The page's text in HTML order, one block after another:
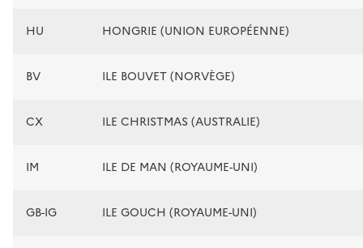
HU HONGRIE (UNION EUROPÉENNE)
BV ILE BOUVET (NORVÈGE)
CX ILE CHRISTMAS (AUSTRALIE)
IM ILE DE MAN (ROYAUME-UNI)
GB-IG ILE GOUCH (ROYAUME-UNI)